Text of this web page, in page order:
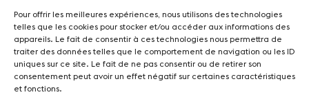
Pour offrir les meilleures expériences, nous utilisons des technologies
telles que les cookies pour stocker et/ou accéder aux informations des
appareils. Le fait de consentir à ces technologies nous permettra de
traiter des données telles que le comportement de navigation ou les ID
uniques sur ce site. Le fait de ne pas consentir ou de retirer son
consentement peut avoir un effet négatif sur certaines caractéristiques
et fonctions.